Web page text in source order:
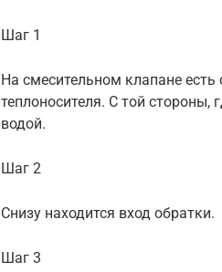
Шаг 1
На смесительном клапане
теплоносителя. С той стороны,
водой.
Шаг 2
Снизу находится вход обратки.
Шаг 3